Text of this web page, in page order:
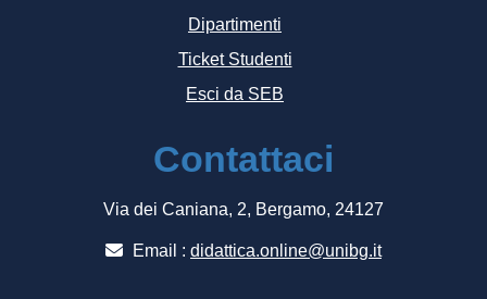
Dipartimenti
Ticket Studenti
Esci da SEB
Contattaci
Via dei Caniana, 2, Bergamo, 24127
Email : didattica.online@unibg.it